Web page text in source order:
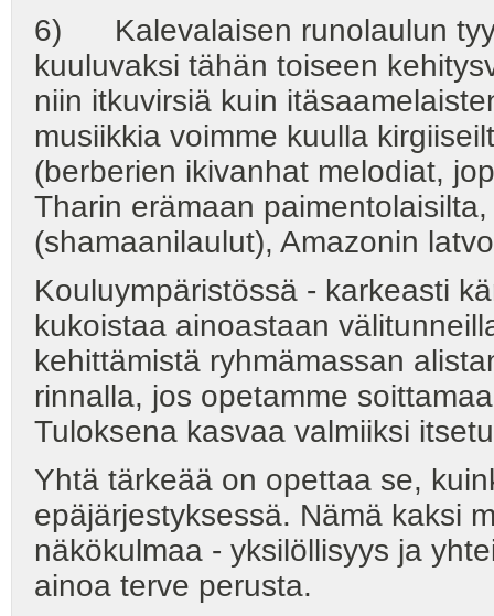
6) Kalevalaisen runolaulun
kuuluvaksi tähän toiseen
niin itkuvirsiä kuin
musiikkia voimme kuulla
(berberien ikivanhat melodiat,
Tharin erämaan
(shamaanilaulut), Amazonin
Kouluympäristössä - karkeasti
kukoistaa ainoastaan
kehittämistä ryhmämassan
rinnalla, jos opetamme
Tuloksena kasvaa valmiiksi
Yhtä tärkeää on opettaa se,
epäjärjestyksessä. Nämä kaksi
näkökulmaa - yksilöllisyys ja
ainoa terve perusta.